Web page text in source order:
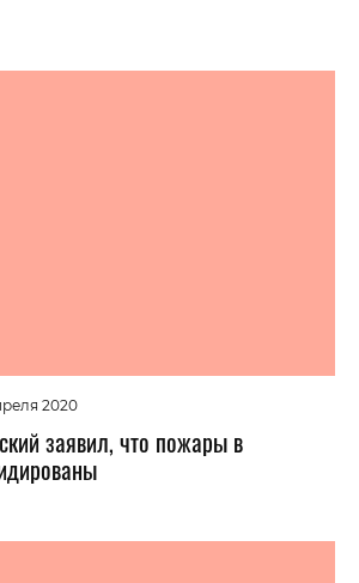
2020
заявил, что пожары в